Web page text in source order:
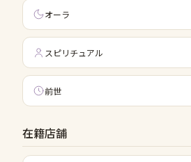
オーラ
スピリチュアル
前世
在籍店舗